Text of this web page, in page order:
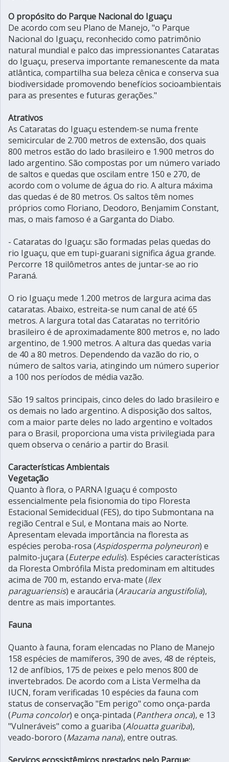
O propósito do Parque Nacional do Iguaçu
De acordo com seu Plano de Manejo, "o Parque
Nacional do Iguaçu, reconhecido como patrimônio
natural mundial e palco das impressionantes Cataratas
do Iguaçu, preserva importante remanescente da mata
atlântica, compartilha sua beleza cênica e conserva sua
biodiversidade promovendo benefícios socioambientais
para as presentes e futuras gerações."
Atrativos
As Cataratas do Iguaçu estendem-se numa frente
semicircular de 2.700 metros de extensão, dos quais
800 metros estão do lado brasileiro e 1.900 metros do
lado argentino. São compostas por um número variado
de saltos e quedas que oscilam entre 150 e 270, de
acordo com o volume de água do rio. A altura máxima
das quedas é de 80 metros. Os saltos têm nomes
próprios como Floriano, Deodoro, Benjamim Constant,
mas, o mais famoso é a Garganta do Diabo.
- Cataratas do Iguaçu: são formadas pelas quedas do
rio Iguaçu, que em tupi-guarani significa água grande.
Percorre 18 quilômetros antes de juntar-se ao rio
Paraná.
O rio Iguaçu mede 1.200 metros de largura acima das
cataratas. Abaixo, estreita-se num canal de até 65
metros. A largura total das Cataratas no território
brasileiro é de aproximadamente 800 metros e, no lado
argentino, de 1.900 metros. A altura das quedas varia
de 40 a 80 metros. Dependendo da vazão do rio, o
número de saltos varia, atingindo um número superior
a 100 nos períodos de média vazão.
São 19 saltos principais, cinco deles do lado brasileiro e
os demais no lado argentino. A disposição dos saltos,
com a maior parte deles no lado argentino e voltados
para o Brasil, proporciona uma vista privilegiada para
quem observa o cenário a partir do Brasil.
Características Ambientais
Vegetação
Quanto à flora, o PARNA Iguaçu é composto
essencialmente pela fisionomia do tipo Floresta
Estacional Semidecidual (FES), do tipo Submontana na
região Central e Sul, e Montana mais ao Norte.
Apresentam elevada importância na floresta as
espécies peroba-rosa (Aspidosperma polyneuron) e
palmito-juçara (Euterpe edulis). Espécies características
da Floresta Ombrófila Mista predominam em altitudes
acima de 700 m, estando erva-mate (Ilex
paraguariensis) e araucária (Araucaria angustifolia),
dentre as mais importantes.
Fauna
Quanto à fauna, foram elencadas no Plano de Manejo
158 espécies de mamíferos, 390 de aves, 48 de répteis,
12 de anfíbios, 175 de peixes e pelo menos 800 de
invertebrados. De acordo com a Lista Vermelha da
IUCN, foram verificadas 10 espécies da fauna com
status de conservação "Em perigo" como onça-parda
(Puma concolor) e onça-pintada (Panthera onca), e 13
"Vulneráveis" como a guariba (Alouatta guariba),
veado-bororo (Mazama nana), entre outras.